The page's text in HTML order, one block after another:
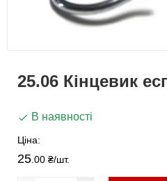
25.06 Кінцевик
В наявності
Ціна:
25 .00 ₴/шт.